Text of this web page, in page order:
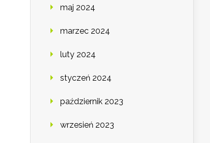
maj 2024
marzec 2024
luty 2024
styczeń 2024
październik 2023
wrzesień 2023